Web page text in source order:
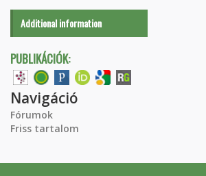
Additional information
PUBLIKÁCIÓK:
Navigáció
Fórumok
Friss tartalom